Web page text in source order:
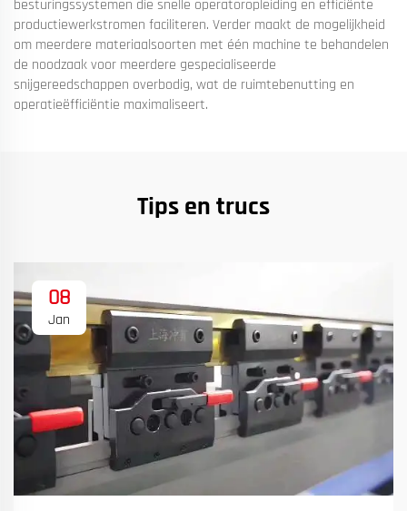
besturingssystemen die snelle operatoropleiding en efficiënte
productiewerkstromen faciliteren. Verder maakt de mogelijkheid
om meerdere materiaalsoorten met één machine te behandelen
de noodzaak voor meerdere gespecialiseerde
snijgereedschappen overbodig, wat de ruimtebenutting en
operatieëfficiëntie maximaliseert.
Tips en trucs
08
Jan